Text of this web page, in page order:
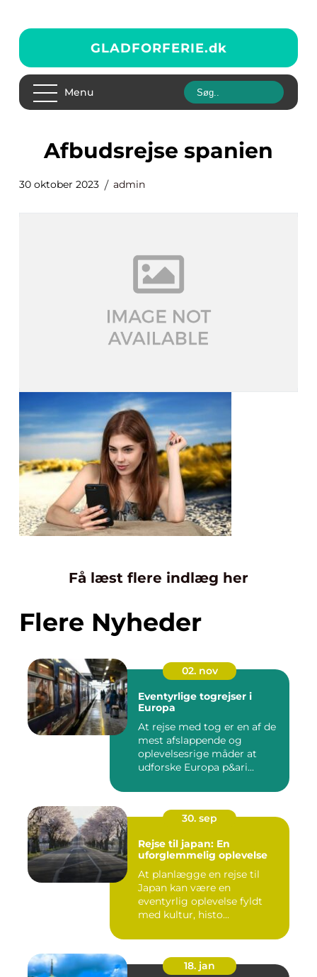
GLADFORFERIE.dk
Menu
afbudsrejse spanien
30 oktober 2023 admin
Få læst flere indlæg her
Flere Nyheder
02. nov
Eventyrlige togrejser i
Europa
At rejse med tog er en af de
mest afslappende og
oplevelsesrige måder at
udforske Europa p&ari...
30. sep
Rejse til japan: En
uforglemmelig oplevelse
At planlægge en rejse til
Japan kan være en
eventyrlig oplevelse fyldt
med kultur, histo...
18. jan